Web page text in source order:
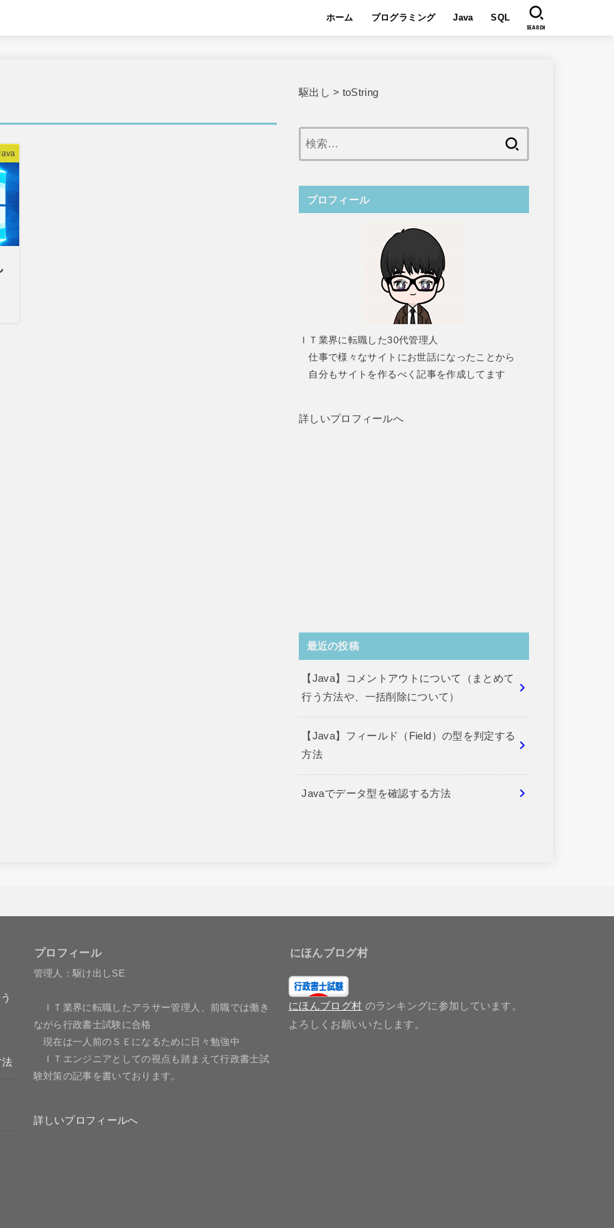
ホーム プログラミング Java SQL
SEARCH
駆出し > toString
プロフィール
ＩＴ業界に転職した30代管理人
仕事で様々なサイトにお世話になったことから
自分もサイトを作るべく記事を作成してます
詳しいプロフィールへ
最近の投稿
【Java】コメントアウトについて（まとめて
行う方法や、一括削除について）
【Java】フィールド（Field）の型を判定する
方法
Javaでデータ型を確認する方法
法
プロフィール
管理人：駆け出しSE
ＩＴ業界に転職したアラサー管理人、前職では働き
ながら行政書士試験に合格
現在は一人前のＳＥになるために日々勉強中
ＩＴエンジニアとしての視点も踏まえて行政書士試
験対策の記事を書いております。
詳しいプロフィールへ
にほんブログ村
にほんブログ村 のランキングに参加しています。
よろしくお願いいたします。